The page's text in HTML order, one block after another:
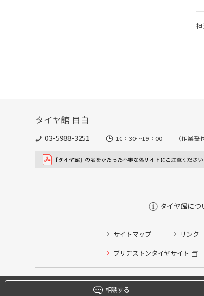
タイヤ館 目白
03-5988-3251 10：30～19：00 （作業受付
タイヤ館につ
サイトマップ リンク
ブリヂストンタイヤサイト
相談する
タイヤ点検・安全点検/タイヤ履き替え/オイル交換/
クローク契約会員専用タイヤ履き替え※タイヤ履き
本日のタイヤ履き替え順番待ち予約 ※クローク契約